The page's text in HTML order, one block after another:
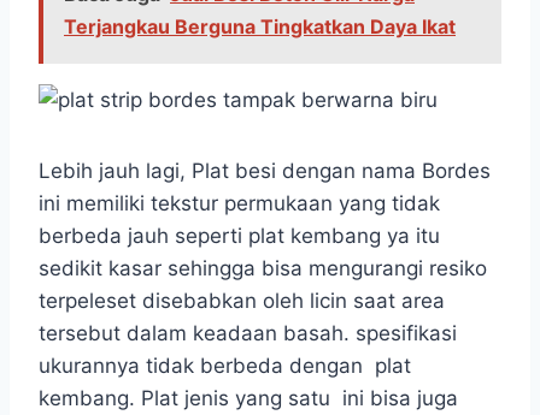
Terjangkau Berguna Tingkatkan Daya Ikat
Lebih jauh lagi, Plat besi dengan nama Bordes
ini memiliki tekstur permukaan yang tidak
berbeda jauh seperti plat kembang ya itu
sedikit kasar sehingga bisa mengurangi resiko
terpeleset disebabkan oleh licin saat area
tersebut dalam keadaan basah. spesifikasi
ukurannya tidak berbeda dengan plat
kembang. Plat jenis yang satu ini bisa juga